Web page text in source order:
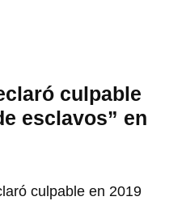
culpable
esclavos” en
culpable en 2019